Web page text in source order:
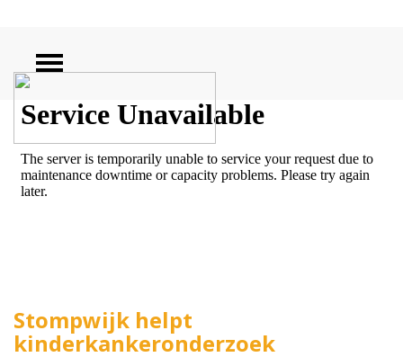
ZOEKEN
Stompwijk helpt
kinderkankeronderzoek